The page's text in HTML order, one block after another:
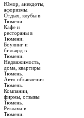
Юмор, анекдоты,
афоризмы.
Отдых, клубы в
Тюмени.
Кафе и
рестораны в
Тюмени.
Боулинг и
бильярд в
Тюмени.
Недвижимость,
дома, квартиры
Тюмень.
Авто объявления
Тюмень.
Компании,
фирмы, отзывы
Тюмень.
Реклама в
Тюмени.